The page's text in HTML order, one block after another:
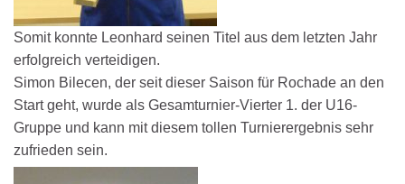
Somit konnte Leonhard seinen Titel aus dem letzten Jahr
erfolgreich verteidigen.
Simon Bilecen, der seit dieser Saison für Rochade an den
Start geht, wurde als Gesamturnier-Vierter 1. der U16-
Gruppe und kann mit diesem tollen Turnierergebnis sehr
zufrieden sein.